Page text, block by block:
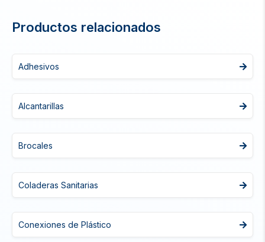
Productos relacionados
Adhesivos
Alcantarillas
Brocales
Coladeras Sanitarias
Conexiones de Plástico